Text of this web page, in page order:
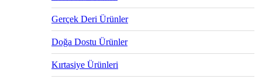
Gerçek Deri Ürünler
Doğa Dostu Ürünler
Kırtasiye Ürünleri